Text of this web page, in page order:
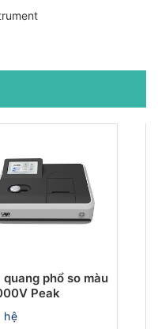
quang phổ so màu
Peak
hệ